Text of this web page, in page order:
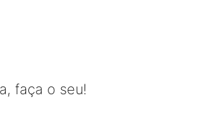
faça o seu!